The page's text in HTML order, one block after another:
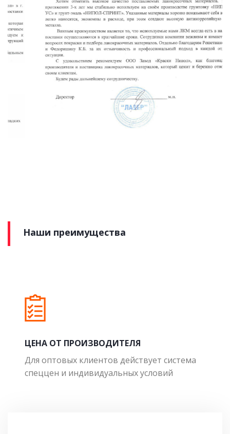
Наши преимущества
ЦЕНА ОТ ПРОИЗВОДИТЕЛЯ
Для оптовых клиентов действует система
спеццен и индивидуальных условий